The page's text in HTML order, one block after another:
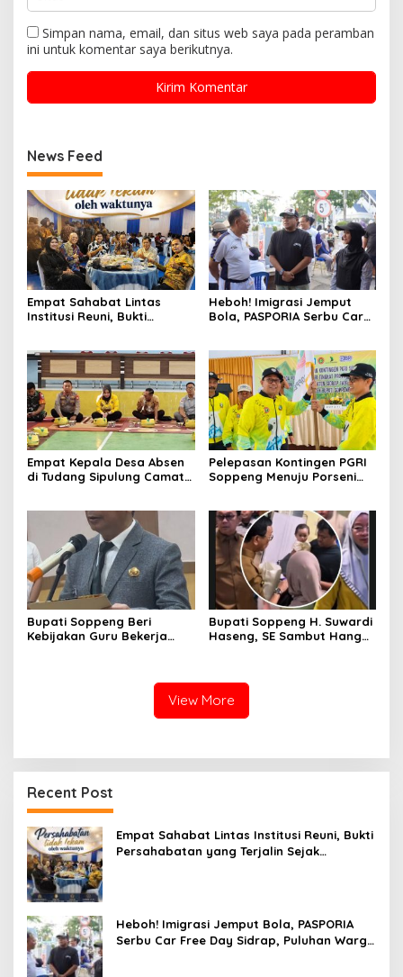
Simpan nama, email, dan situs web saya pada peramban
ini untuk komentar saya berikutnya.
News Feed
Empat Sahabat Lintas
Institusi Reuni, Bukti
Heboh! Imigrasi Jemput
Bola, PASPORIA Serbu Car
Layanan Paspor Akhir
Pekan
Empat Kepala Desa Absen
di Tudang Sipulung Camat
Pelepasan Kontingen PGRI
Soppeng Menuju Porseni
Nama Bumi Latemmamala
Bupati Soppeng Beri
Kebijakan Guru Bekerja
Bupati Soppeng H. Suwardi
Haseng, SE Sambut Hangat
View More
Recent Post
Empat Sahabat Lintas Institusi Reuni, Bukti
Persahabatan yang Terjalin Sejak
Heboh! Imigrasi Jemput Bola, PASPORIA
Serbu Car Free Day Sidrap, Puluhan Warga